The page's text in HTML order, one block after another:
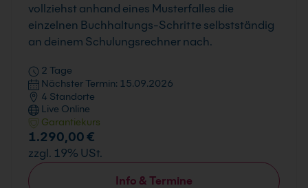
vollziehst anhand eines Musterfalles die
einzelnen Buchhaltungs-Schritte selbstständig
an deinem Schulungsrechner nach.
2 Tage
Nächster Termin: 15.09.2026
4 Standorte
Live Online
Garantiekurs
Info & Termine
1.290,00 €
zzgl. 19% USt.